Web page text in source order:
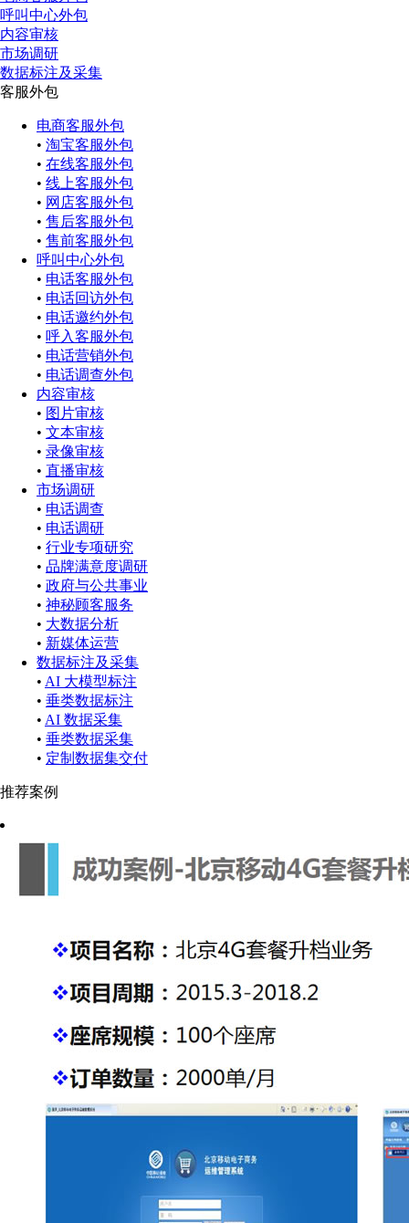
呼叫中心外包
内容审核
市场调研
数据标注及采集
客服外包
电商客服外包
• 淘宝客服外包
• 在线客服外包
• 线上客服外包
• 网店客服外包
• 售后客服外包
• 售前客服外包
呼叫中心外包
• 电话客服外包
• 电话回访外包
• 电话邀约外包
• 呼入客服外包
• 电话营销外包
• 电话调查外包
内容审核
• 图片审核
• 文本审核
• 录像审核
• 直播审核
市场调研
• 电话调查
• 电话调研
• 行业专项研究
• 品牌满意度调研
• 政府与公共事业
• 神秘顾客服务
• 大数据分析
• 新媒体运营
数据标注及采集
• AI 大模型标注
• 垂类数据标注
• AI 数据采集
• 垂类数据采集
• 定制数据集交付
推荐案例